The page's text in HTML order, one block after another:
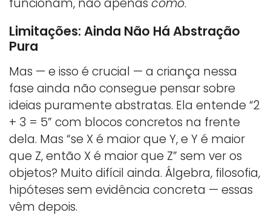
Limitações: Ainda Não Há Abstração
Pura
Mas — e isso é crucial — a criança nessa
fase ainda não consegue pensar sobre
ideias puramente abstratas. Ela entende “2
+ 3 = 5” com blocos concretos na frente
dela. Mas “se X é maior que Y, e Y é maior
que Z, então X é maior que Z” sem ver os
objetos? Muito difícil ainda. Álgebra, filosofia,
hipóteses sem evidência concreta — essas
vêm depois.